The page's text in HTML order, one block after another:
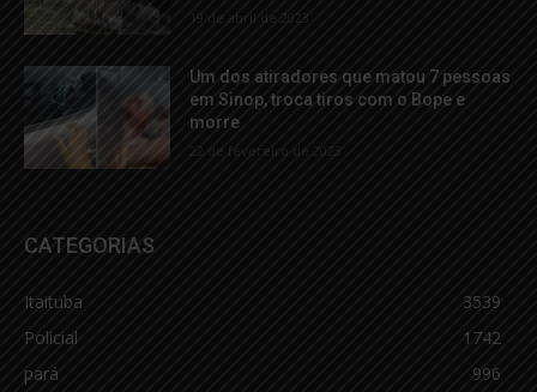
19 de abril de 2023
Um dos atiradores que matou 7 pessoas
em Sinop, troca tiros com o Bope e
morre
22 de fevereiro de 2023
CATEGORIAS
Itaituba
3539
Policial
1742
pará
996